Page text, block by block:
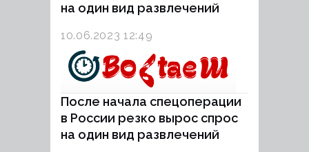
на один вид развлечений
10.06.2023 12:49
После начала спецоперации
в России резко вырос спрос
на один вид развлечений